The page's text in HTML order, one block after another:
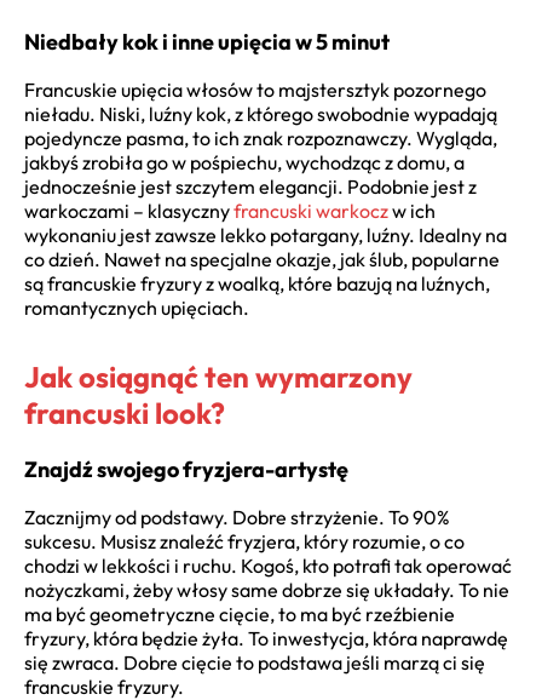
Niedbały kok i inne upięcia w 5 minut
Francuskie upięcia włosów to majstersztyk pozornego
nieładu. Niski, luźny kok, z którego swobodnie wypadają
pojedyncze pasma, to ich znak rozpoznawczy. Wygląda,
jakbyś zrobiła go w pośpiechu, wychodząc z domu, a
jednocześnie jest szczytem elegancji. Podobnie jest z
warkoczami – klasycznyfrancuski warkoczw ich
wykonaniu jest zawsze lekko potargany, luźny. Idealny na
co dzień. Nawet na specjalne okazje, jak ślub, popularne
są francuskie fryzury z woalką, które bazują na luźnych,
romantycznych upięciach.
Jak osiągnąć ten wymarzony
francuski look?
Znajdź swojego fryzjera-artystę
Zacznijmy od podstawy. Dobre strzyżenie. To 90%
sukcesu. Musisz znaleźć fryzjera, który rozumie, o co
chodzi w lekkości i ruchu. Kogoś, kto potrafi tak operować
nożyczkami, żeby włosy same dobrze się układały. To nie
ma być geometryczne cięcie, to ma być rzeźbienie
fryzury, która będzie żyła. To inwestycja, która naprawdę
się zwraca. Dobre cięcie to podstawa jeśli marzą ci się
francuskie fryzury.